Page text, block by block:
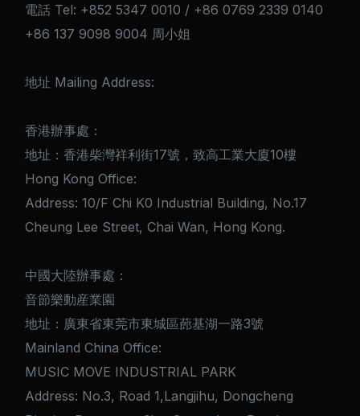
電話 Tel: +852 5347 0010 / +86 0769 2339 0140
+86 137 9098 9004 周小姐
地址 Mailing Address:
香港辦事處：
地址：香港柴灣祥利街17號，致高工業大廈10樓
Hong Kong Office:
Address: 10/F Chi K0 Industrial Building, No.17
Cheung Lee Street, Chai Wan, Hong Kong.
中國大陸辦事處：
音節樂動産業園
地址：廣東省東莞市東城區蓢基湖一路3號
Mainland China Office:
MUSIC MOVE INDUSTRIAL PARK
Address: No.3, Road 1,Langjihu, Dongcheng